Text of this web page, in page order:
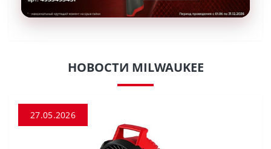
НОВОСТИ MILWAUKEE
27.05.2026